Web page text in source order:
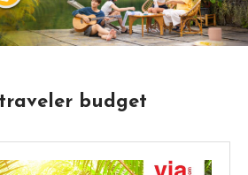
traveler budget